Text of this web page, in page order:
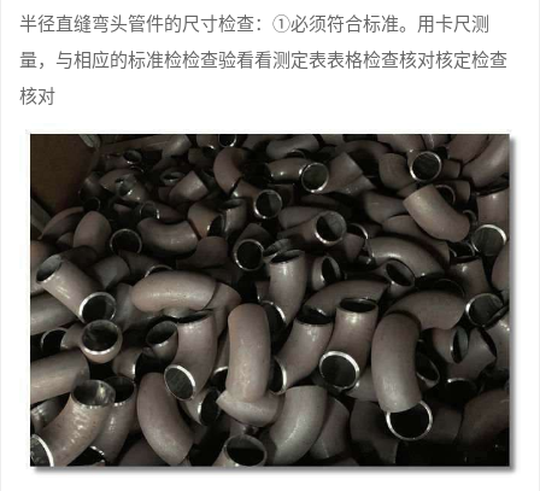
半径直缝弯头管件的尺寸检查：①必须符合标准。用卡尺测
量，与相应的标准检检查验看看测定表表格检查核对核定检查
核对